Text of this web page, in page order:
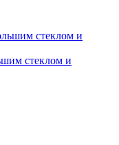
стеклом и